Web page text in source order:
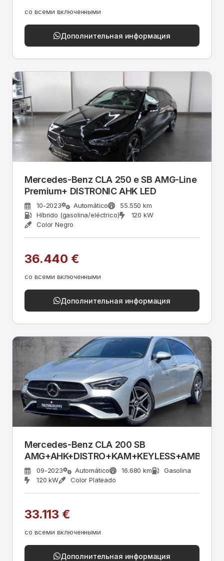
со всеми включенными
Дополнительная информация
Mercedes-Benz CLA 250 e SB AMG-Line
Premium+ DISTRONIC AHK LED
10-2023 Automático
55.550 km
Híbrido (gasolina/eléctrico)
120 kW
Color Negro
36.440 €
со всеми включенными
Дополнительная информация
Mercedes-Benz CLA 200 SB
09-2023 Automático 16.680 km
Gasolina
120 kW
Color Plateado
33.113 €
со всеми включенными
Дополнительная информация